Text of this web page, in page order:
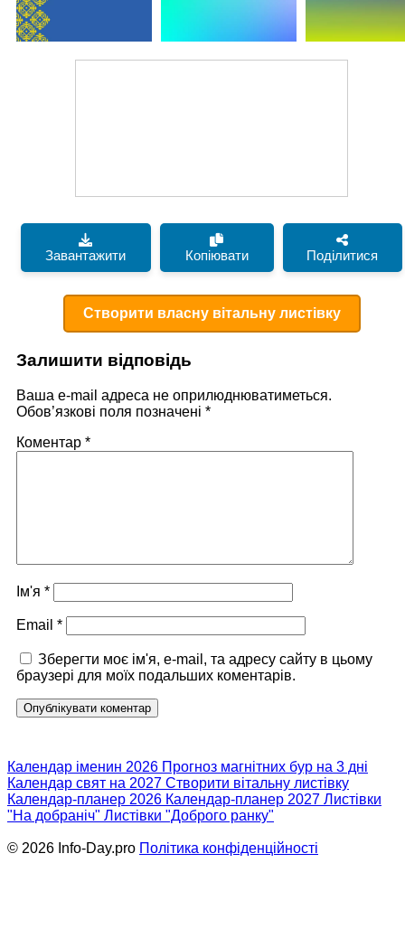
Завантажити Копіювати Поділитися
Створити власну вітальну листівку
Залишити відповідь
Ваша e-mail адреса не оприлюднюватиметься.
Обов’язкові поля позначені *
Коментар *
Ім'я *
Email *
Зберегти моє ім'я, e-mail, та адресу сайту в цьому
браузері для моїх подальших коментарів.
Календар іменин 2026 Прогноз магнітних бур на 3 дні
Календар свят на 2027 Створити вітальну листівку
Календар-планер 2026 Календар-планер 2027 Листівки
"На добраніч" Листівки "Доброго ранку"
© 2026 Info-Day.pro Політика конфіденційності